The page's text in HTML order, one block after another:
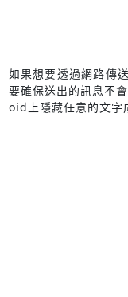
如果想要透過網路傳
要確保送出的訊息不
oid上隱藏任意的文字